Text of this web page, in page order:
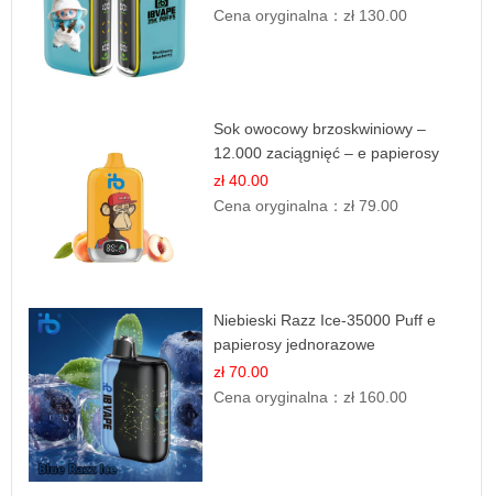
Cena oryginalna：zł 130.00
Sok owocowy brzoskwiniowy –
12.000 zaciągnięć – e papierosy
jednorazowe
zł 40.00
Cena oryginalna：zł 79.00
Niebieski Razz Ice-35000 Puff e
papierosy jednorazowe
zł 70.00
Cena oryginalna：zł 160.00